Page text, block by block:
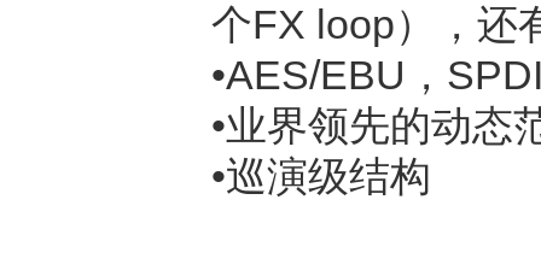
个FX loop），还
•AES/EBU，
•业界领先的动态
•巡演级结构